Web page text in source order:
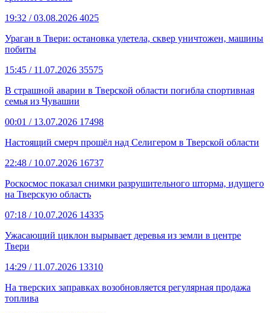
19:32 / 03.08.2026 4025
Ураган в Твери: остановка улетела, сквер уничтожен, машины
побиты
15:45 / 11.07.2026 35575
В страшной аварии в Тверской области погибла спортивная
семья из Чувашии
00:01 / 13.07.2026 17498
Настоящий смерч прошёл над Селигером в Тверской области
22:48 / 10.07.2026 16737
Роскосмос показал снимки разрушительного шторма, идущего
на Тверскую область
07:18 / 10.07.2026 14335
Ужасающий циклон вырывает деревья из земли в центре
Твери
14:29 / 11.07.2026 13310
На тверских заправках возобновляется регулярная продажа
топлива